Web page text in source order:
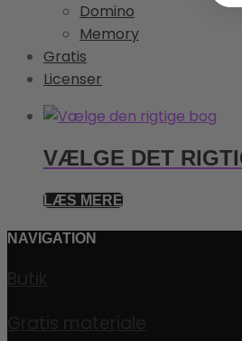
Domino
Memory
Gratis
Licenser
VÆLGE DET
LÆS MERE
NAVIGATION